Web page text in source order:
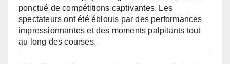
ponctué de compétitions captivantes. Les
spectateurs ont été éblouis par des performances
impressionnantes et des moments palpitants tout
au long des courses.